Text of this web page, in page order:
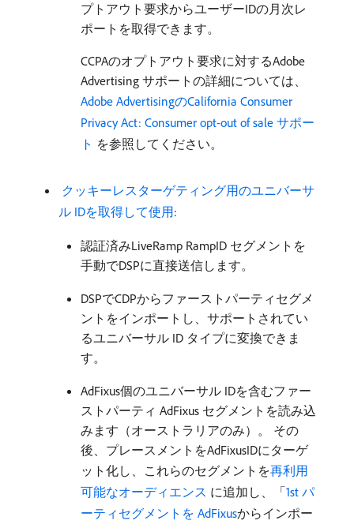
プトアウト要求からユーザーIDの月次レ
ポートを取得できます。
CCPAのオプトアウト要求に対するAdobe
Advertising サポートの詳細については、
Adobe AdvertisingのCalifornia Consumer
Privacy Act: Consumer opt-out of sale サポー
ト ​ を参照してください。
​ クッキーレスターゲティング用のユニバーサ
ル IDを取得して使用:
認証済みLiveRamp RampID セグメントを
手動でDSPに直接送信します。
DSPでCDPからファーストパーティセグメ
ントをインポートし、サポートされてい
るユニバーサル ID タイプに変換できま
す。
AdFixus個のユニバーサル IDを含むファー
ストパーティ AdFixus セグメントを読み込
みます（オーストラリアのみ）。 その
後、プレースメントをAdFixusIDにターゲ
ット化し、これらのセグメントを再利用
可能なオーディエンス ​ に追加し、「1st パ
ーティセグメントを AdFixusからインポー